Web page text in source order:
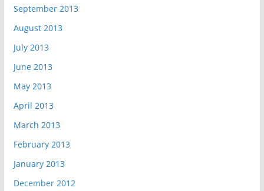
September 2013
August 2013
July 2013
June 2013
May 2013
April 2013
March 2013
February 2013
January 2013
December 2012